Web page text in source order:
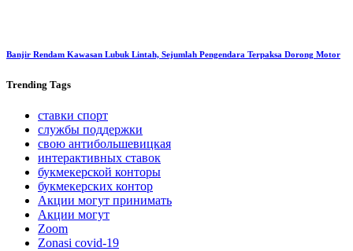
Banjir Rendam Kawasan Lubuk Lintah, Sejumlah Pengendara Terpaksa Dorong Motor
Trending Tags
ставки спорт
службы поддержки
свою антибольшевицкая
интерактивных ставок
букмекерской конторы
букмекерских контор
Акции могут принимать
Акции могут
Zoom
Zonasi covid-19